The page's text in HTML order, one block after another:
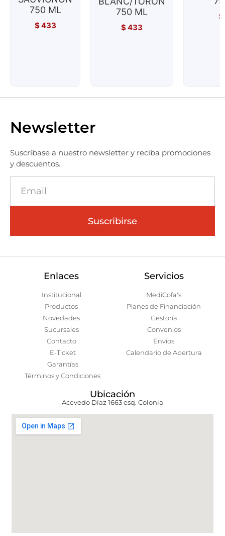
750 ML
$433
750 ML
$433
$
Newsletter
Suscríbase a nuestro newsletter y reciba promociones
y descuentos.
Suscribirse
Enlaces
Institucional
Productos
Novedades
Sucursales
Contacto
E-Ticket
Garantías
Términos y Condiciones
Servicios
MediCofa's
Planes de Financiación
Gestoría
Convenios
Envíos
Calendario de Apertura
Ubicación
Acevedo Díaz 1663 esq. Colonia